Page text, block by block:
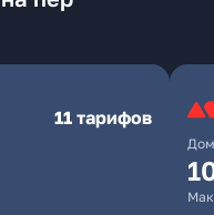
11 тарифов